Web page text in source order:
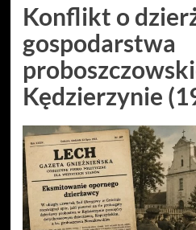
Konflikt o
gospodarstwa
Kędzierzynie